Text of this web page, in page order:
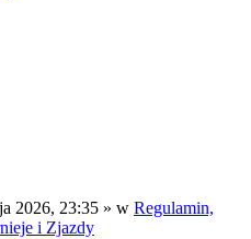
2026, 23:35 » w Regulamin,
i Zjazdy